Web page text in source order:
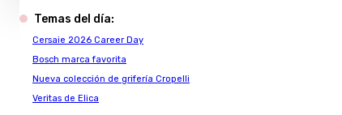
Temas del día:
Cersaie 2026 Career Day
Bosch marca favorita
Nueva colección de grifería Cropelli
Veritas de Elica